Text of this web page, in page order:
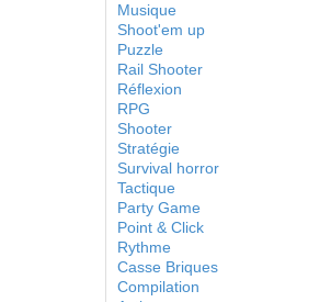
Musique
Shoot'em up
Puzzle
Rail Shooter
Réflexion
RPG
Shooter
Stratégie
Survival horror
Tactique
Party Game
Point & Click
Rythme
Casse Briques
Compilation